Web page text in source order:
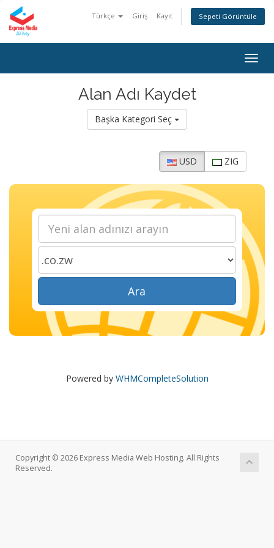
Türkçe Giriş Kayıt Sepeti Görüntüle
Alan Adı Kaydet
Başka Kategori Seç
USD ZIG
Ara
Powered by WHMCompleteSolution
Copyright © 2026 Express Media Web Hosting. All Rights
Reserved.